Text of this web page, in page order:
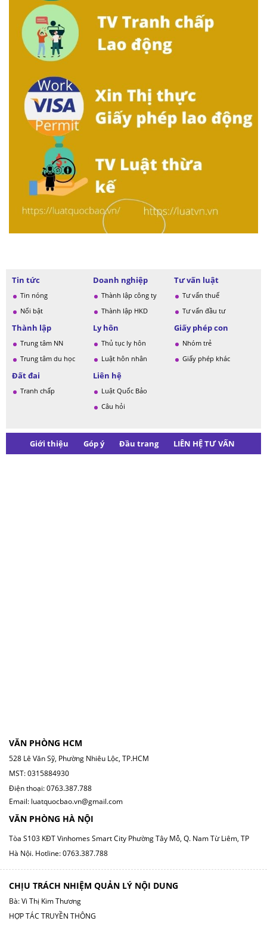
Tin tức
Tin nóng
Nổi bật
Doanh nghiệp
Thành lập công ty
Thành lập HKD
Tư vấn luật
Tư vấn thuế
Tư vấn đầu tư
Thành lập
Trung tâm NN
Trung tâm du học
Ly hôn
Thủ tục ly hôn
Luật hôn nhân
Giấy phép con
Nhóm trẻ
Giấy phép khác
Đất đai
Tranh chấp
Liên hệ
Luật Quốc Bảo
Câu hỏi
Giới thiệu Góp ý Đầu trang LIÊN HỆ TƯ VẤN
VĂN PHÒNG HCM
528 Lê Văn Sỹ, Phường Nhiêu Lộc, TP.HCM
MST: 0315884930
Điện thoại: 0763.387.788
Email: luatquocbao.vn@gmail.com
VĂN PHÒNG HÀ NỘI
Tòa S103 KĐT Vinhomes Smart City Phường Tây Mỗ, Q. Nam Từ Liêm, TP
Hà Nội. Hotline: 0763.387.788
CHỊU TRÁCH NHIỆM QUẢN LÝ NỘI DUNG
Bà: Vi Thị Kim Thương
HỢP TÁC TRUYỀN THÔNG